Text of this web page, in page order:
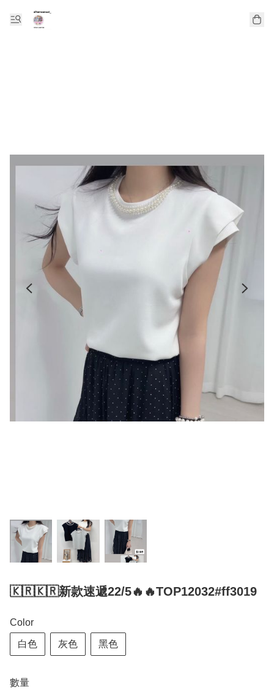
🇰🇷🇰🇷新款速遞22/5🔥🔥TOP12032#ff3019
Color
白色 灰色 黑色
數量